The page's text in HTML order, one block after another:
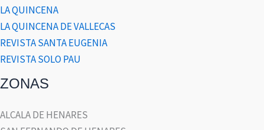
LA QUINCENA
LA QUINCENA DE VALLECAS
REVISTA SANTA EUGENIA
REVISTA SOLO PAU
ZONAS
ALCALA DE HENARES